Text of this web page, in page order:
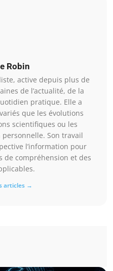
Robin
active depuis plus de
de l’actualité, de la
pratique. Elle a
que les évolutions
scientifiques ou les
personnelle. Son travail
l’information pour
de compréhension et des
articles →